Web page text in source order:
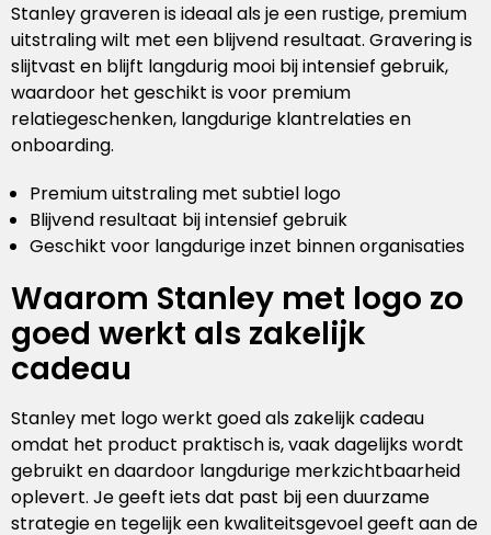
Stanley graveren is ideaal als je een rustige, premium
uitstraling wilt met een blijvend resultaat. Gravering is
slijtvast en blijft langdurig mooi bij intensief gebruik,
waardoor het geschikt is voor premium
relatiegeschenken, langdurige klantrelaties en
onboarding.
Premium uitstraling met subtiel logo
Blijvend resultaat bij intensief gebruik
Geschikt voor langdurige inzet binnen organisaties
Waarom Stanley met logo zo
goed werkt als zakelijk
cadeau
Stanley met logo werkt goed als zakelijk cadeau
omdat het product praktisch is, vaak dagelijks wordt
gebruikt en daardoor langdurige merkzichtbaarheid
oplevert. Je geeft iets dat past bij een duurzame
strategie en tegelijk een kwaliteitsgevoel geeft aan de